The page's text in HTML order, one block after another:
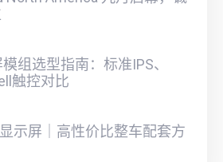
组选型指南：标准IPS、
触控对比
示屏｜高性价比整车配套方